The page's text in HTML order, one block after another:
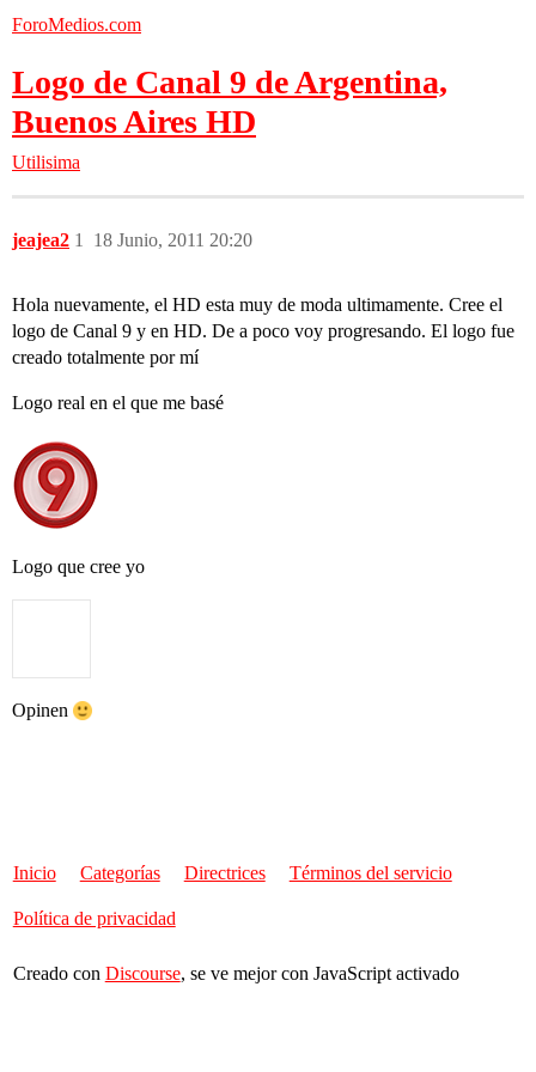
ForoMedios.com
Logo de Canal 9 de Argentina,
Buenos Aires HD
Utilisima
jeajea2 18 Junio, 2011 20:20
1
Hola nuevamente, el HD esta muy de moda ultimamente. Cree el
logo de Canal 9 y en HD. De a poco voy progresando. El logo fue
creado totalmente por mí
Logo real en el que me basé
Logo que cree yo
Opinen
Inicio Categorías Directrices Términos del servicio
Política de privacidad
Creado con Discourse, se ve mejor con JavaScript activado